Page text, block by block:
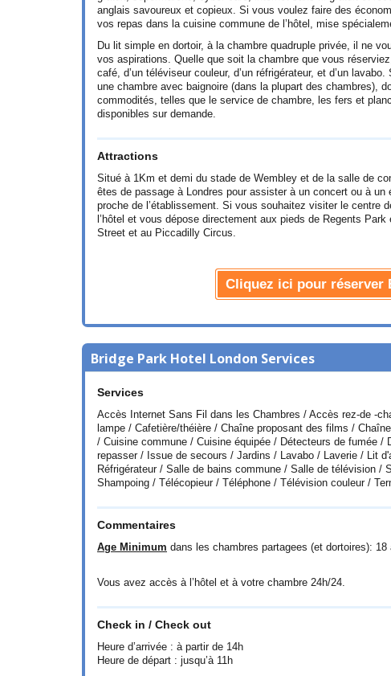
anglais savoureux et copieux. Si vous voulez faire des
vos repas dans la cuisine commune de l’hôtel, mise
Du lit simple en dortoir, à la chambre quadruple privée, il ne
vos aspirations. Quelle que soit la chambre que vous
café, d’un téléviseur couleur, d’un réfrigérateur, et d’un
une chambre avec baignoire (dans la plupart des chambres),
commodités, telles que le service de chambre, les fers et
disponibles sur demande.
Attractions
Situé à 1Km et demi du stade de Wembley et de la salle de
êtes de passage à Londres pour assister à un concert ou à
proche de l’établissement. Si vous souhaitez visiter le centre
l’hôtel et vous dépose directement aux pieds de Regents
Street et au Piccadilly Circus.
Cliquez ici pour réserver
Bridge Park Hotel London Services
Services
Accès Internet Sans Fil dans les Chambres / Accès rez-de -
lampe / Cafetière/théière / Chaîne proposant des films /
/ Cuisine commune / Cuisine équipée / Détecteurs de fumée
repasser / Issue de secours / Jardins / Lavabo / Laverie / Lit
Réfrigérateur / Salle de bains commune / Salle de télévision
Shampoing / Télécopieur / Téléphone / Télévision couleur /
Commentaires
Age Minimum dans les chambres partagees (et dortoires): 18
Vous avez accès à l’hôtel et à votre chambre 24h/24.
Check in / Check out
Heure d’arrivée : à partir de 14h
Heure de départ : jusqu’à 11h